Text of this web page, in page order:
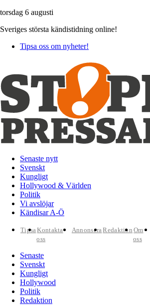
torsdag 6 augusti
Sveriges största kändistidning online!
Tipsa oss om nyheter!
Senaste nytt
Svenskt
Kungligt
Hollywood & Världen
Politik
Vi avslöjar
Kändisar A-Ö
TipsaKontakta
oss
AnnonseraRedaktion Om
oss
Senaste
Svenskt
Kungligt
Hollywood
Politik
Redaktion